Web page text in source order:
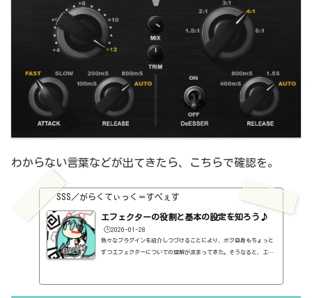
わからない言葉などが出てきたら、こちらで確認を。
SSS／がらくてぃっく＝すぺぇす
エフェクターの役割と基本の設定を知ろう♪
🕒️2026-01-28
色々なプラグインを紹介しつづけることにより、ボク自身もちょっと
ずつエフェクターについての理解が深まってきた。そうなると、エフ